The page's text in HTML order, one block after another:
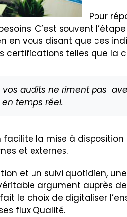
Pour
C’est souvent
en vous disant que ces
certifications telles que la
vos audits ne riment pas
temps réel.
facilite la mise à
et externes.
et un suivi quotidien,
argument auprès
le choix de digitaliser
flux Qualité.